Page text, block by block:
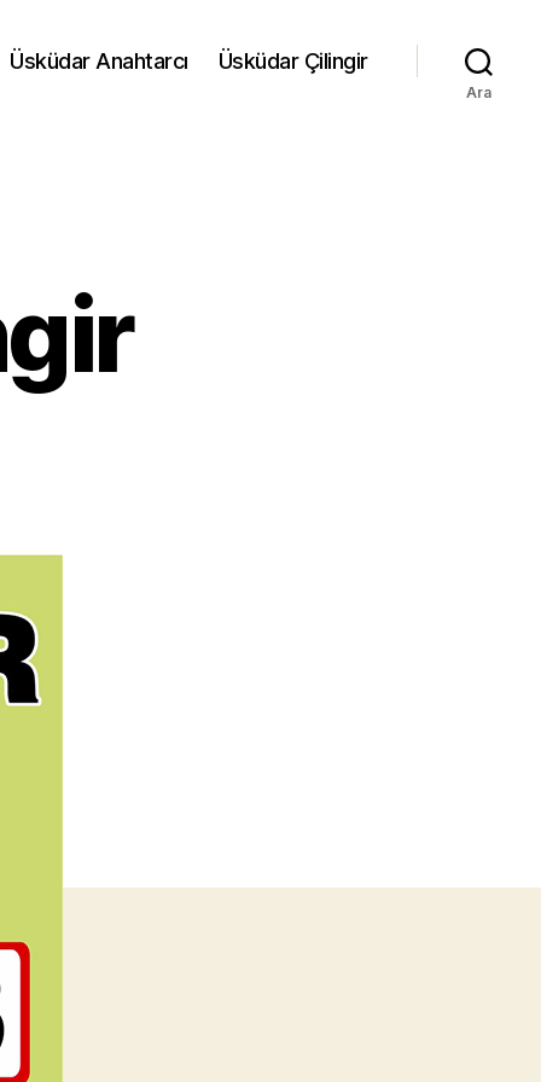
Üsküdar Anahtarcı Üsküdar Çilingir
Ara